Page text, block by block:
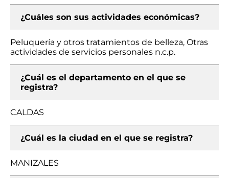
¿Cuáles son sus actividades económicas?
Peluquería y otros tratamientos de belleza, Otras
actividades de servicios personales n.c.p.
¿Cuál es el departamento en el que se
registra?
CALDAS
¿Cuál es la ciudad en el que se registra?
MANIZALES